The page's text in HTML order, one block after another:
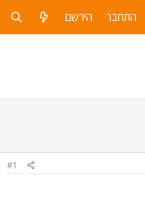
התחבר הירשם
#1